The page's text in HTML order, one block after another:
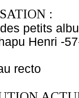
:
petits
Henri -
recto